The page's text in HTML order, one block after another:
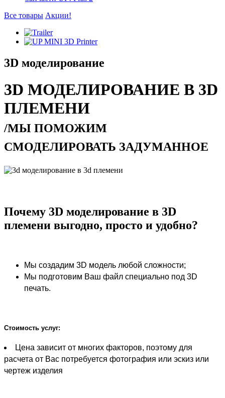
Все товары Акции!
3D моделирование
3D МОДЕЛИРОВАНИЕ В 3D
ПЛЕМЕНИ
/МЫ ПОМОЖИМ
СМОДЕЛИРОВАТЬ ЗАДУМАННОЕ
Почему 3D моделирование в 3D
племени выгодно, просто и удобно?
Мы создадим 3D модель любой сложности;
Мы подготовим Ваш файл специально под 3D
печать.
Стоимость услуг:
Цена зависит от многих факторов, поэтому для
расчета от Вас потребуется фотография или эскиз или
чертеж изделия